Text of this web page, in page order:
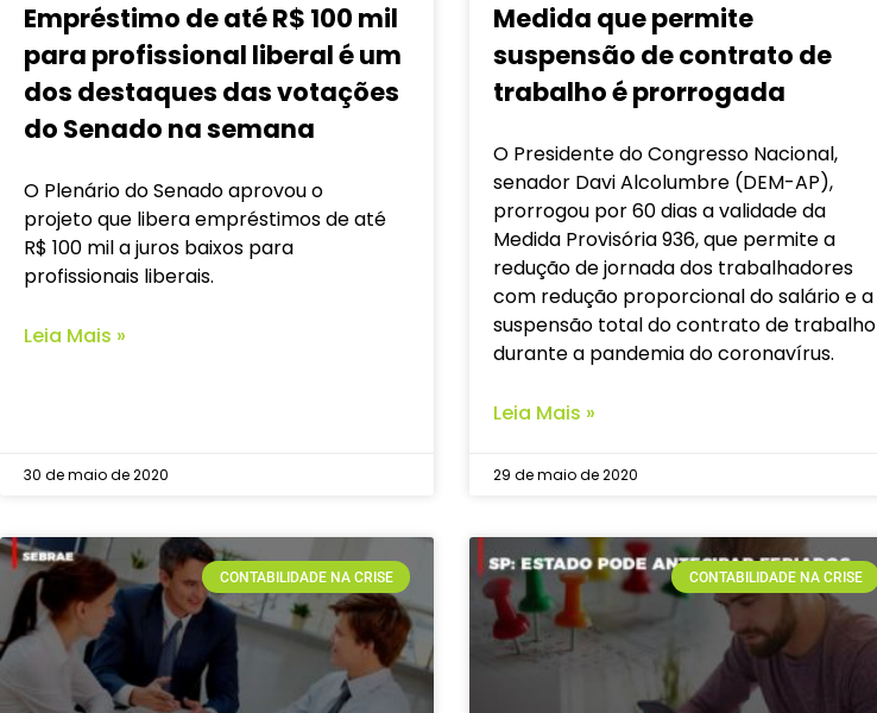
Empréstimo de até R$ 100 mil
para profissional liberal é um
dos destaques das votações
do Senado na semana
O Plenário do Senado aprovou o
projeto que libera empréstimos de até
R$ 100 mil a juros baixos para
profissionais liberais.
Leia Mais »
30 de maio de 2020
Medida que permite
suspensão de contrato de
trabalho é prorrogada
O Presidente do Congresso Nacional,
senador Davi Alcolumbre (DEM-AP),
prorrogou por 60 dias a validade da
Medida Provisória 936, que permite a
redução de jornada dos trabalhadores
com redução proporcional do salário e a
suspensão total do contrato de trabalho
durante a pandemia do coronavírus.
Leia Mais »
29 de maio de 2020
CONTABILIDADE NA CRISE CONTABILIDADE NA CRISE